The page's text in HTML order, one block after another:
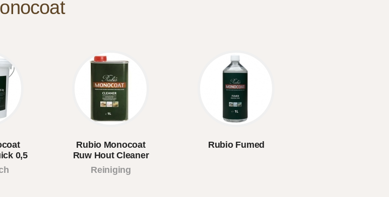
0,5
Rubio Monocoat
Ruw Hout Cleaner
(interio..
Reiniging
Rubio Fumed